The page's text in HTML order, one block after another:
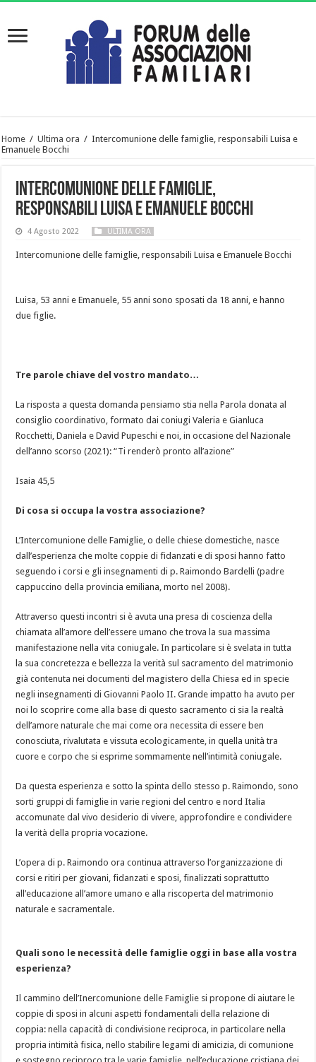
Home / Ultima ora / Intercomunione delle famiglie, responsabili Luisa e
Emanuele Bocchi
Intercomunione delle famiglie,
responsabili Luisa e Emanuele Bocchi
4 Agosto 2022 ULTIMA ORA
Intercomunione delle famiglie, responsabili Luisa e Emanuele Bocchi
Luisa, 53 anni e Emanuele, 55 anni sono sposati da 18 anni, e hanno
due figlie.
Tre parole chiave del vostro mandato…
La risposta a questa domanda pensiamo stia nella Parola donata al
consiglio coordinativo, formato dai coniugi Valeria e Gianluca
Rocchetti, Daniela e David Pupeschi e noi, in occasione del Nazionale
dell’anno scorso (2021): “Ti renderò pronto all’azione”
Isaia 45,5
Di cosa si occupa la vostra associazione?
L’Intercomunione delle Famiglie, o delle chiese domestiche, nasce
dall’esperienza che molte coppie di fidanzati e di sposi hanno fatto
seguendo i corsi e gli insegnamenti di p. Raimondo Bardelli (padre
cappuccino della provincia emiliana, morto nel 2008).
Attraverso questi incontri si è avuta una presa di coscienza della
chiamata all’amore dell’essere umano che trova la sua massima
manifestazione nella vita coniugale. In particolare si è svelata in tutta
la sua concretezza e bellezza la verità sul sacramento del matrimonio
già contenuta nei documenti del magistero della Chiesa ed in specie
negli insegnamenti di Giovanni Paolo II. Grande impatto ha avuto per
noi lo scoprire come alla base di questo sacramento ci sia la realtà
dell’amore naturale che mai come ora necessita di essere ben
conosciuta, rivalutata e vissuta ecologicamente, in quella unità tra
cuore e corpo che si esprime sommamente nell’intimità coniugale.
Da questa esperienza e sotto la spinta dello stesso p. Raimondo, sono
sorti gruppi di famiglie in varie regioni del centro e nord Italia
accomunate dal vivo desiderio di vivere, approfondire e condividere
la verità della propria vocazione.
L’opera di p. Raimondo ora continua attraverso l’organizzazione di
corsi e ritiri per giovani, fidanzati e sposi, finalizzati soprattutto
all’educazione all’amore umano e alla riscoperta del matrimonio
naturale e sacramentale.
Quali sono le necessità delle famiglie oggi in base alla vostra
esperienza?
Il cammino dell’Inercomunione delle Famiglie si propone di aiutare le
coppie di sposi in alcuni aspetti fondamentali della relazione di
coppia: nella capacità di condivisione reciproca, in particolare nella
propria intimità fisica, nello stabilire legami di amicizia, di comunione